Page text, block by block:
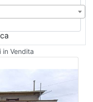
in Vendita